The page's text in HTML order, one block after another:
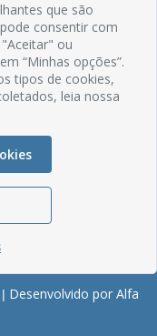
às 13h
Desenvolvido por Alfa
que são
consentir com
ou
“Minhas opções”.
tipos de cookies,
leia nossa